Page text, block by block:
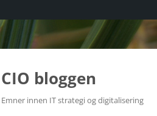
Hopp
CIO bloggen
Emner innen IT strategi og digitalisering